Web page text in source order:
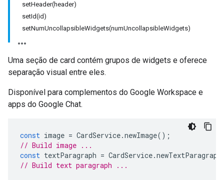
setHeader(header)
setId(id)
setNumUncollapsibleWidgets(numUncollapsibleWidgets)
Uma seção de card contém grupos de widgets e oferece
separação visual entre eles.
Disponível para complementos do Google Workspace e
apps do Google Chat.
const image = CardService.newImage();
// Build image ...
const textParagraph = CardService.newTextParagraph
// Build text paragraph ...